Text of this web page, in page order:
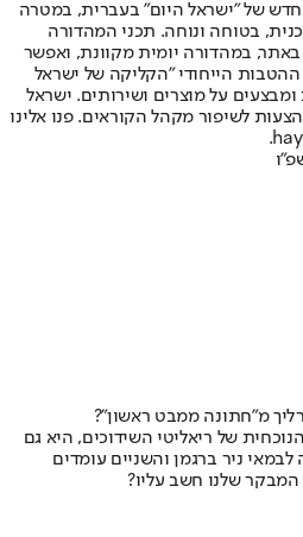
של "ישראל היום" בעברית, במטרה
בטוחה ונוחה. תכני המהדורה
במהדורה יומית מקוונת, ואפשר
ההטבות הייחודי "הקליקה של ישראל
על מוצרים ושירותים. ישראל
לשיפור מקהל הקוראים. פנו אלינו
מ"חתונה ממבט ראשון"?
של ריאליטי השידוכים, היא גם
ניר ברגמן והשניים עומדים
המבקר שלנו חשב עליו?